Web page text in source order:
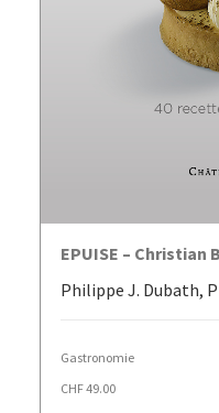
EPUISE – Christian
Philippe J. Dubath,
Gastronomie
CHF49.00